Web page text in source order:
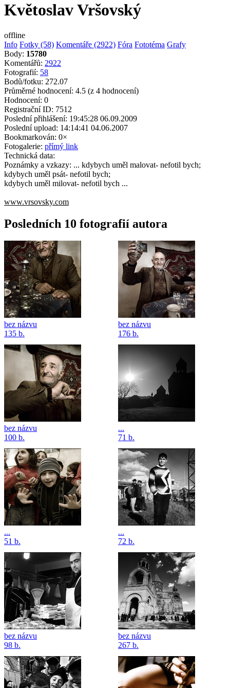
Květoslav Vršovský
offline
Info Fotky (58) Komentáře (2922) Fóra Fototéma Grafy
Body: 15780
Komentářů: 2922
Fotografií: 58
Bodů/fotku: 272.07
Průměrné hodnocení: 4.5 (z 4 hodnocení)
Hodnocení: 0
Registrační ID: 7512
Poslední přihlášení: 19:45:28 06.09.2009
Poslední upload: 14:14:41 04.06.2007
Bookmarkován: 0×
Fotogalerie: přímý link
Technická data:
Poznámky a vzkazy: ... kdybych uměl malovat- nefotil bych;
kdybych uměl psát- nefotil bych;
kdybych uměl milovat- nefotil bych ...
www.vrsovsky.com
Posledních 10 fotografií autora
bez názvu
135 b.
bez názvu
176 b.
bez názvu
100 b.
...
71 b.
...
51 b.
...
72 b.
bez názvu
98 b.
bez názvu
267 b.